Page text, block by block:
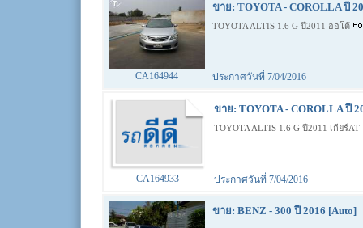
ขาย: TOYOTA - COROLLA ปี
TOYOTA ALTIS 1.6 G ปี2011 ออโต้
CA164944 ประกาศวันที่ 7/04/2016
ขาย: TOYOTA - COROLLA ปี
TOYOTA ALTIS 1.6 G ปี2011 เกียร์AT
CA164933 ประกาศวันที่ 7/04/2016
ขาย: BENZ - 300 ปี 2016 [Auto]